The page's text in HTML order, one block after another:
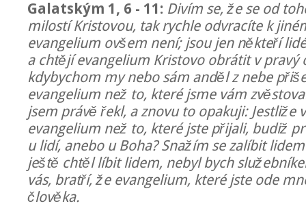
Galatským 1, 6 - 11: Divím se, že se od
milostí Kristovou, tak rychle odvracíte k
evangelium ovšem není; jsou jen někteří
a chtějí evangelium Kristovo obrátit v pravý
kdybychom my nebo sám anděl z nebe
evangelium než to, které jsme vám
jsem právě řekl, a znovu to opakuji: Jestliže
evangelium než to, které jste přijali, budiž
u lidí, anebo u Boha? Snažím se zalíbit
ještě chtěl líbit lidem, nebyl bych
vás, bratří, že evangelium, které jste ode
člověka.